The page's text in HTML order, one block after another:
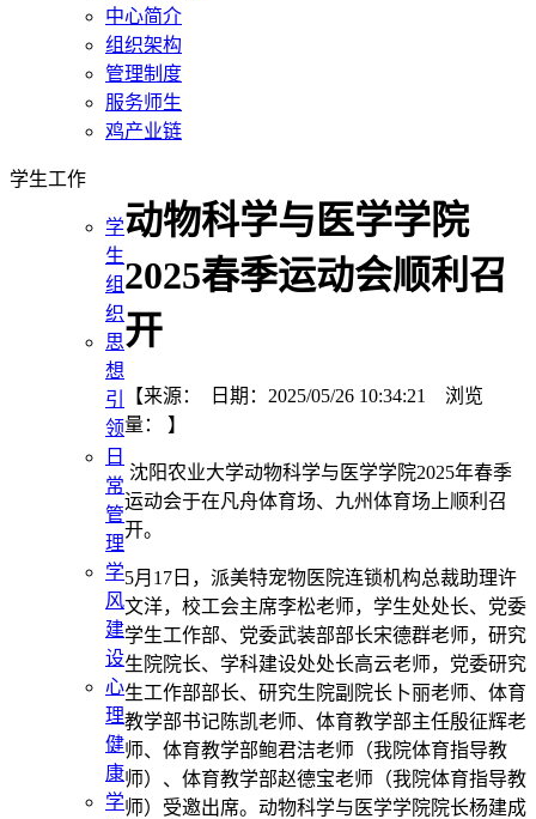
中心简介
组织架构
管理制度
服务师生
鸡产业链
学生工作
学
生
组
织
思
想
引
领
日
常
管
理
学
风
建
设
心
理
健
康
学
动物科学与医学学院
2025春季运动会顺利召
开
【来源： 日期：2025/05/26 10:34:21 浏览
量：
】
沈阳农业大学动物科学与医学学院2025年春季
运动会于在凡舟体育场、九州体育场上顺利召
开。
5月17日，派美特宠物医院连锁机构总裁助理许
文洋，校工会主席李松老师，学生处处长、党委
学生工作部、党委武装部部长宋德群老师，研究
生院院长、学科建设处处长高云老师，党委研究
生工作部部长、研究生院副院长卜丽老师、体育
教学部书记陈凯老师、体育教学部主任殷征辉老
师、体育教学部鲍君洁老师（我院体育指导教
师）、体育教学部赵德宝老师（我院体育指导教
师）受邀出席。动物科学与医学学院院长杨建成